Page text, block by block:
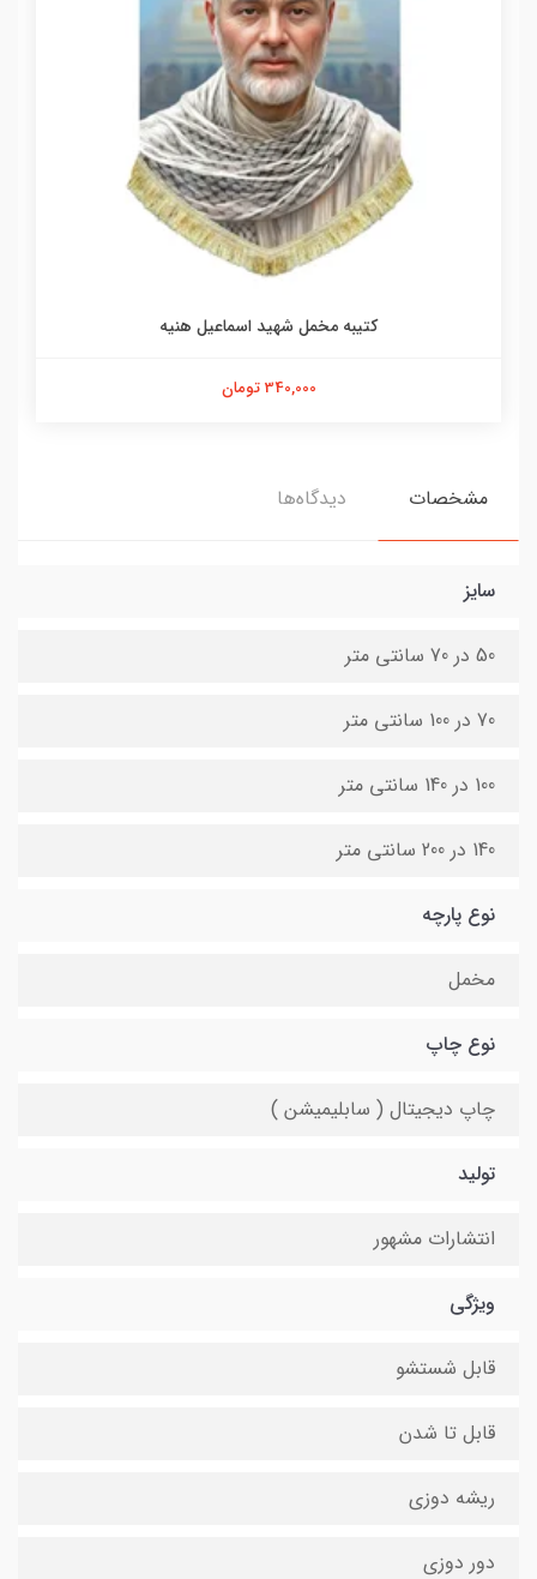
کتیبه مخمل شهید اسماعیل هنیه
340,000 تومان
مشخصات دیدگاه‌ها
سایز
50 در 70 سانتی متر
70 در 100 سانتی متر
100 در 140 سانتی متر
140 در 200 سانتی متر
نوع پارچه
مخمل
نوع چاپ
چاپ دیجیتال ( سابلیمیشن )
تولید
انتشارات مشهور
ویژگی
قابل شستشو
قابل تا شدن
ریشه دوزی
دور دوزی